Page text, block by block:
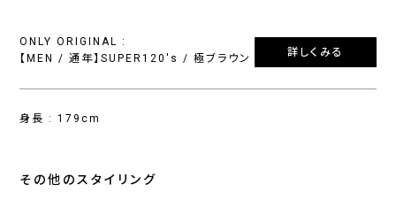
ONLY ORIGINAL :
【MEN / 通年】SUPER120's / 極ブラウン
詳しくみる
身長 : 179cm
その他のスタイリング